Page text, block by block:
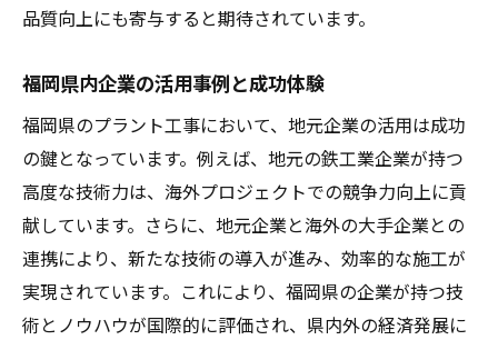
品質向上にも寄与すると期待されています。
福岡県内企業の活用事例と成功体験
福岡県のプラント工事において、地元企業の活用は成功
の鍵となっています。例えば、地元の鉄工業企業が持つ
高度な技術力は、海外プロジェクトでの競争力向上に貢
献しています。さらに、地元企業と海外の大手企業との
連携により、新たな技術の導入が進み、効率的な施工が
実現されています。これにより、福岡県の企業が持つ技
術とノウハウが国際的に評価され、県内外の経済発展に